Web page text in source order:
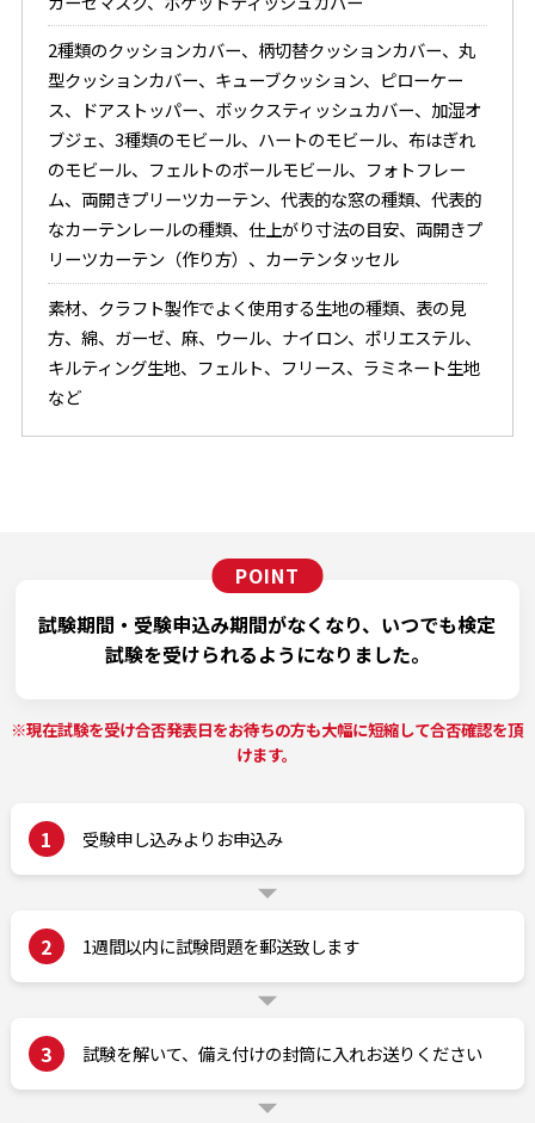
2種類のクッションカバー、柄切替クッションカバー、丸
型クッションカバー、キューブクッション、ピローケー
ス、ドアストッパー、ボックスティッシュカバー、加湿オ
ブジェ、3種類のモビール、ハートのモビール、布はぎれ
のモビール、フェルトのボールモビール、フォトフレー
ム、両開きプリーツカーテン、代表的な窓の種類、代表的
なカーテンレールの種類、仕上がり寸法の目安、両開きプ
リーツカーテン（作り方）、カーテンタッセル
素材、クラフト製作でよく使用する生地の種類、表の見
方、綿、ガーゼ、麻、ウール、ナイロン、ポリエステル、
キルティング生地、フェルト、フリース、ラミネート生地
など
試験期間・受験申込み期間がなくなり、 いつでも検定
試験を受けられるようになりました。
※現在試験を受け合否発表日をお待ちの方も大幅に短縮して合否確認を頂
けます。
1 受験申し込みよりお申込み
2 1週間以内に試験問題を郵送致します
3 試験を解いて、備え付けの封筒に入れお送りください